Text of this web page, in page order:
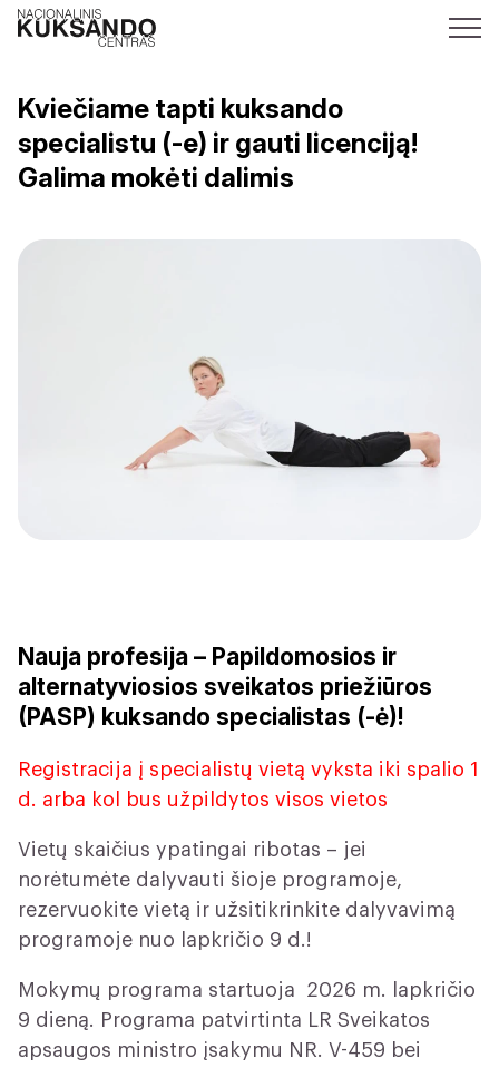
Kviečiame tapti kuksando
specialistu (-e) ir gauti licenciją!
Galima mokėti dalimis
Nauja profesija – Papildomosios ir
alternatyviosios sveikatos priežiūros
(PASP) kuksando specialistas (-ė)!
Registracija į specialistų vietą vyksta iki spalio 1
d. arba kol bus užpildytos visos vietos
Vietų skaičius ypatingai ribotas – jei
norėtumėte dalyvauti šioje programoje,
rezervuokite vietą ir užsitikrinkite dalyvavimą
programoje nuo lapkričio 9 d.!
Mokymų programa startuoja 2026 m. lapkričio
9 dieną. Programa patvirtinta LR Sveikatos
apsaugos ministro įsakymu NR. V-459 bei